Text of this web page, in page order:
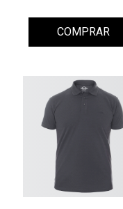
COMPRAR